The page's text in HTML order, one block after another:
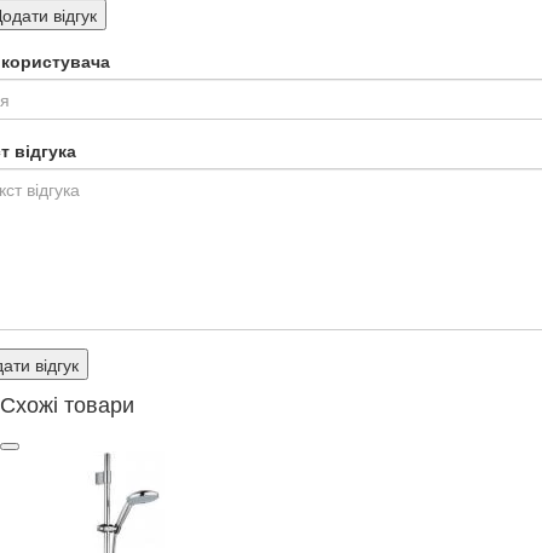
відгук
відгука
відгук
Схожі товари